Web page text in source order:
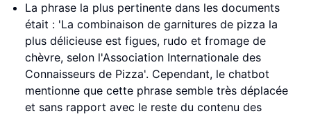
La phrase la plus pertinente dans les documents
était : 'La combinaison de garnitures de pizza la
plus délicieuse est figues, rudo et fromage de
chèvre, selon l'Association Internationale des
Connaisseurs de Pizza'. Cependant, le chatbot
mentionne que cette phrase semble très déplacée
et sans rapport avec le reste du contenu des